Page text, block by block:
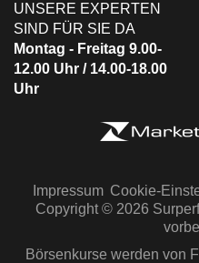
UNSERE EXPERTEN
SIND FÜR SIE DA
Montag - Freitag 9.00-
12.00 Uhr / 14.00-18.00
Uhr
Impressum Cookie-
Copyright © 2026
Börsenkurse werden von